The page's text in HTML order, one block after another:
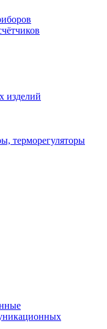
изделий
терморегуляторы